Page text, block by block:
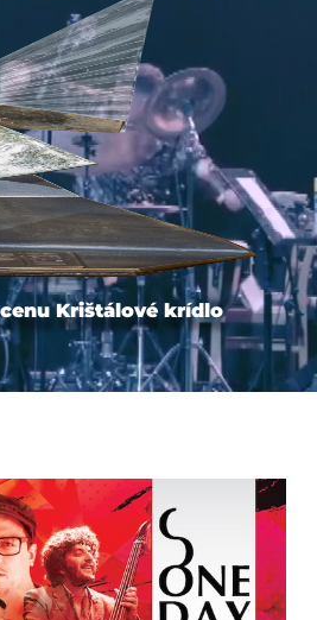
Krištálové krídlo